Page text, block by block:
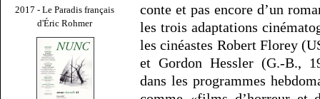
2017 - Le Paradis français
d'Éric Rohmer
conte et pas encore d’un
les trois adaptations
les cinéastes Robert Florey
et Gordon Hessler (G.-B.,
dans les programmes